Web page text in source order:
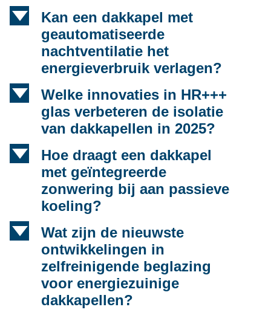
d
Kan een dakkapel met
geautomatiseerde
nachtventilatie het
energieverbruik verlagen?
d
Welke innovaties in HR+++
glas verbeteren de isolatie
van dakkapellen in 2025?
d
Hoe draagt een dakkapel
met geïntegreerde
zonwering bij aan passieve
koeling?
d
Wat zijn de nieuwste
ontwikkelingen in
zelfreinigende beglazing
voor energiezuinige
dakkapellen?